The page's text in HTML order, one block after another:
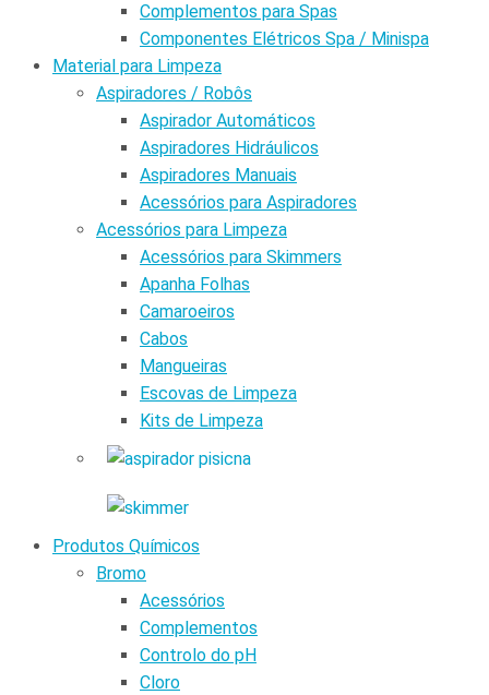
Complementos para Spas
Componentes Elétricos Spa / Minispa
Material para Limpeza
Aspiradores / Robôs
Aspirador Automáticos
Aspiradores Hidráulicos
Aspiradores Manuais
Acessórios para Aspiradores
Acessórios para Limpeza
Acessórios para Skimmers
Apanha Folhas
Camaroeiros
Cabos
Mangueiras
Escovas de Limpeza
Kits de Limpeza
Produtos Químicos
Bromo
Acessórios
Complementos
Controlo do pH
Cloro